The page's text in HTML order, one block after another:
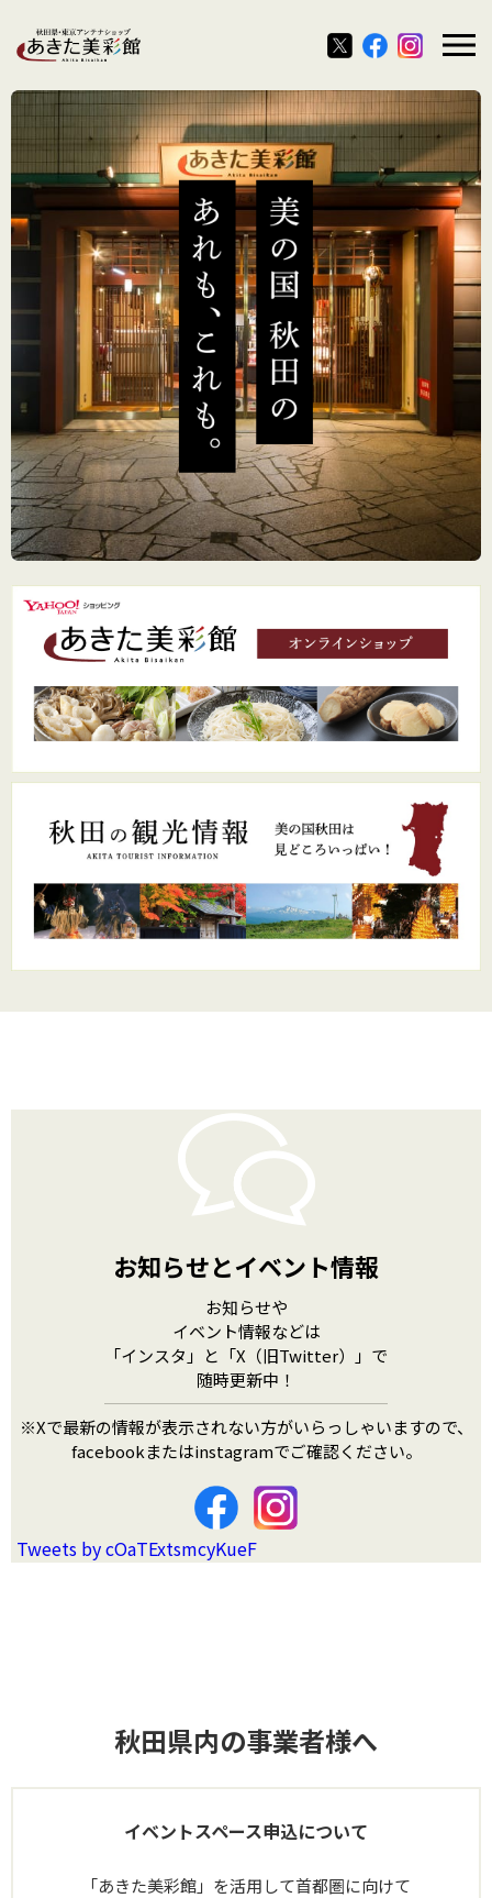
お知らせとイベント情報
お知らせや
イベント情報などは
「インスタ」と「X（旧Twitter）」で
随時更新中！
※Xで最新の情報が表示されない方がいらっしゃいますので、
facebookまたはinstagramでご確認ください。
Tweets by cOaTExtsmcyKueF
秋田県内の事業者様へ
イベントスペース申込について
「あきた美彩館」を活用して首都圏に向けて